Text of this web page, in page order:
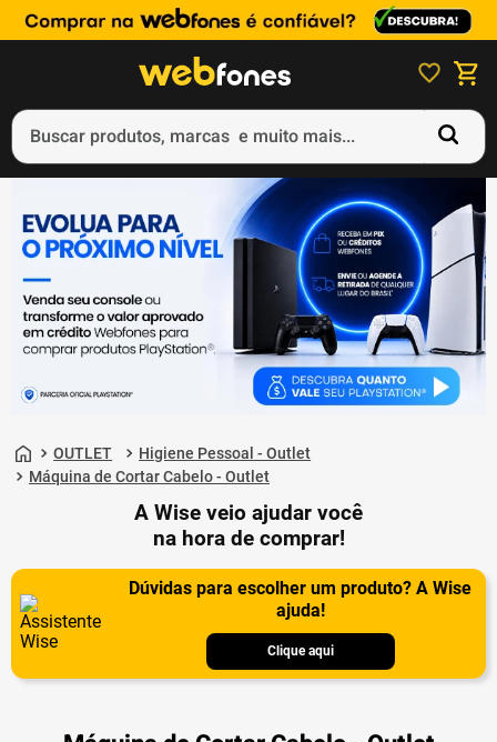
Buscar produtos, marcas e muito mais...
OUTLET
Higiene Pessoal - Outlet
Máquina de Cortar Cabelo - Outlet
A Wise veio ajudar você
na hora de comprar!
Dúvidas para escolher um produto? A Wise
ajuda!
Clique aqui
1º
ps5
3º
ps4
4º
smartphone
5